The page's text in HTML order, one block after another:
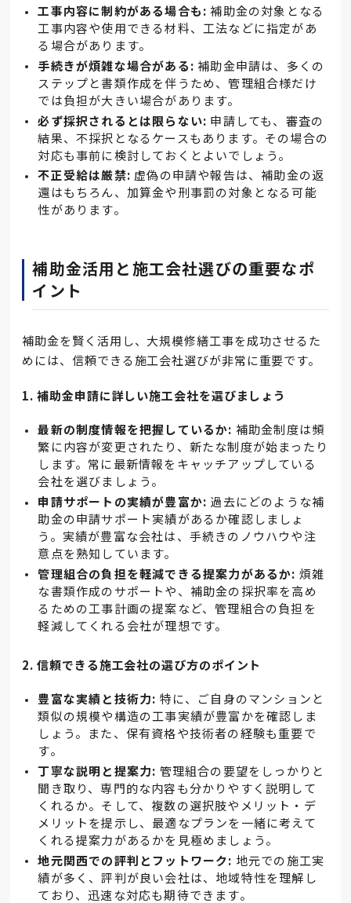
工事内容に制約がある場合も: 補助金の対象となる
工事内容や使用できる材料、工法などに指定があ
る場合があります。
手続きが煩雑な場合がある: 補助金申請は、多くの
ステップと書類作成を伴うため、管理組合様だけ
では負担が大きい場合があります。
必ず採択されるとは限らない: 申請しても、審査の
結果、不採択となるケースもあります。その場合の
対応も事前に検討しておくとよいでしょう。
不正受給は厳禁: 虚偽の申請や報告は、補助金の返
還はもちろん、加算金や刑事罰の対象となる可能
性があります。
補助金活用と施工会社選びの重要なポ
イント
補助金を賢く活用し、大規模修繕工事を成功させるた
めには、信頼できる施工会社選びが非常に重要です。
1. 補助金申請に詳しい施工会社を選びましょう
最新の制度情報を把握しているか: 補助金制度は頻
繁に内容が変更されたり、新たな制度が始まったり
します。常に最新情報をキャッチアップしている
会社を選びましょう。
申請サポートの実績が豊富か: 過去にどのような補
助金の申請サポート実績があるか確認しましょ
う。実績が豊富な会社は、手続きのノウハウや注
意点を熟知しています。
管理組合の負担を軽減できる提案力があるか: 煩雑
な書類作成のサポートや、補助金の採択率を高め
るための工事計画の提案など、管理組合の負担を
軽減してくれる会社が理想です。
2. 信頼できる施工会社の選び方のポイント
豊富な実績と技術力: 特に、ご自身のマンションと
類似の規模や構造の工事実績が豊富かを確認しま
しょう。また、保有資格や技術者の経験も重要で
す。
丁寧な説明と提案力: 管理組合の要望をしっかりと
聞き取り、専門的な内容も分かりやすく説明して
くれるか。そして、複数の選択肢やメリット・デ
メリットを提示し、最適なプランを一緒に考えて
くれる提案力があるかを見極めましょう。
地元関西での評判とフットワーク: 地元での施工実
績が多く、評判が良い会社は、地域特性を理解し
ており、迅速な対応も期待できます。